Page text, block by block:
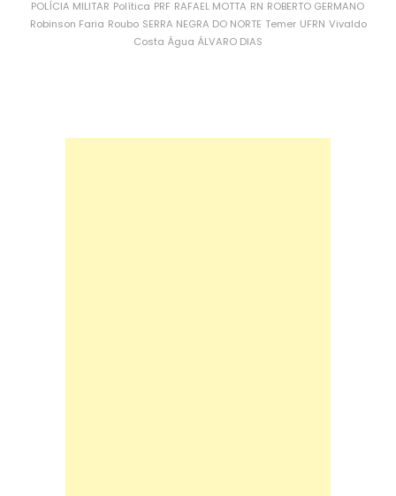
POLÍCIA MILITAR Política PRF RAFAEL MOTTA RN ROBERTO GERMANO
Robinson Faria Roubo SERRA NEGRA DO NORTE Temer UFRN Vivaldo
Costa Água ÁLVARO DIAS